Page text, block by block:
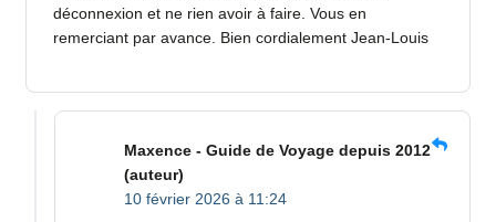
déconnexion et ne rien avoir à faire. Vous en
remerciant par avance. Bien cordialement Jean-Louis
Maxence - Guide de Voyage depuis 2012
(auteur)
10 février 2026 à 11:24